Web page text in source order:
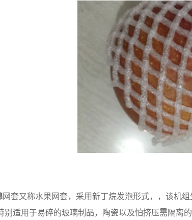
网套又称水果网套，采用新丁烷发泡形式，，该机
别适用于易碎的玻璃制品，陶瓷以及怕挤压需隔离